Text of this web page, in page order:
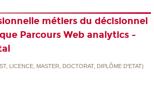
métiers du décisionnel
Parcours Web analytics -
LICENCE, MASTER, DOCTORAT, DIPLÔME D'ETAT)